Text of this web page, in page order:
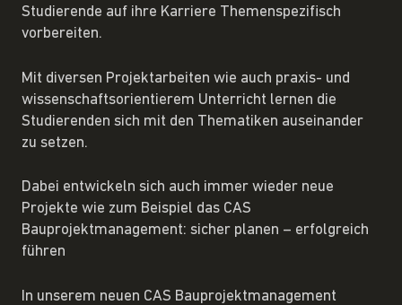
Studierende auf ihre Karriere Themenspezifisch
vorbereiten.
Mit diversen Projektarbeiten wie auch praxis- und
wissenschaftsorientierem Unterricht lernen die
Studierenden sich mit den Thematiken auseinander
zu setzen.
Dabei entwickeln sich auch immer wieder neue
Projekte wie zum Beispiel das CAS
Bauprojektmanagement: sicher planen – erfolgreich
führen
In unserem neuen CAS Bauprojektmanagement